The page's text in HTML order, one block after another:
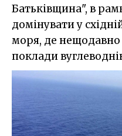
Батьківщина", в
домінувати у
моря, де нещодавно
поклади